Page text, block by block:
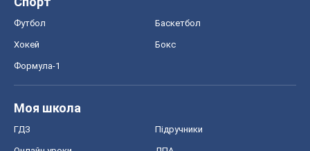
Футбол Баскетбол
Хокей Бокс
Формула-1
Моя школа
ГДЗ Підручники